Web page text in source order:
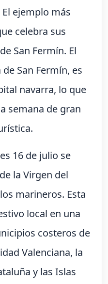
ejemplo más
celebra sus
San Fermín. El
San Fermín, es
navarra, lo que
semana de gran
16 de julio se
la Virgen del
marineros. Esta
local en una
costeros de
Valenciana, la
y las Islas